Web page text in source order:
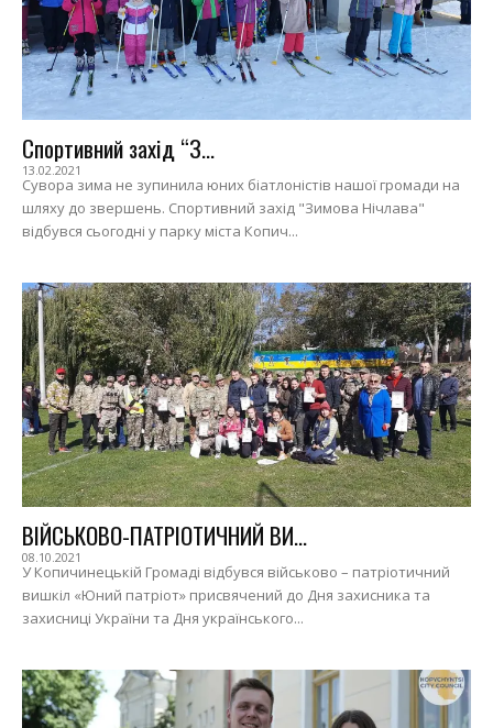
Спортивний захід “З...
13.02.2021
Сувора зима не зупинила юних біатлоністів нашої громади на
шляху до звершень. Спортивний захід "Зимова Нічлава"
відбувся сьогодні у парку міста Копич...
ВІЙСЬКОВО-ПАТРІОТИЧНИЙ ВИ...
08.10.2021
У Копичинецькій Громаді відбувся військово – патріотичний
вишкіл «Юний патріот» присвячений до Дня захисника та
захисниці України та Дня українського...